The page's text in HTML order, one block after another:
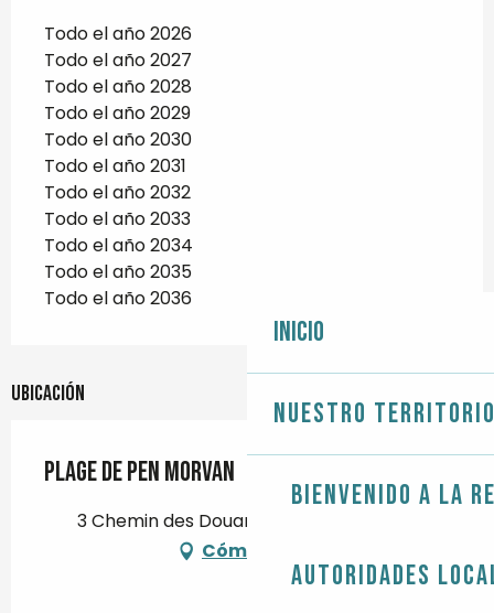
Inicio
Nuestro
Bienvenido a la
Autoridades
Todo el año 2026
Todo el año 2027
Todo el año 2028
Todo el año 2029
Todo el año 2030
Todo el año 2031
Todo el año 2032
Todo el año 2033
Todo el año 2034
Todo el año 2035
Todo el año 2036
Ubicación
Plage de Pen Morvan
3 Chemin des Douaniers, 29120 Combrit
Cómo llegar